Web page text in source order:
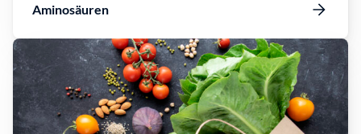
Aminosäuren